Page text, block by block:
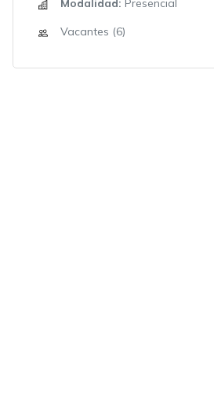
Modalidad: Presencial
Vacantes (6)